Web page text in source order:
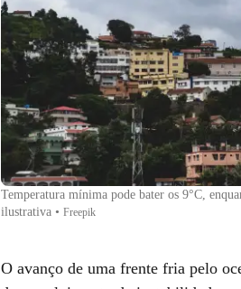
Temperatura mínima pode bater os 9°C,
ilustrativa • Freepik
O avanço de uma frente fria pelo